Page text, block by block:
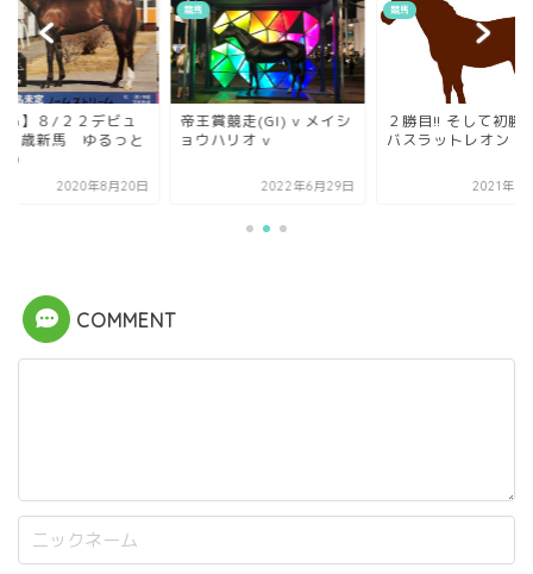
賞競走(GI) v メイシ
ハリオ v
2022年6月29日
競馬
２勝目!! そして初勝利!!
バスラットレオン
2021年3月16日
競馬
【POG】８/２２デ
ー ２歳新馬 ゆる
2020年8
COMMENT